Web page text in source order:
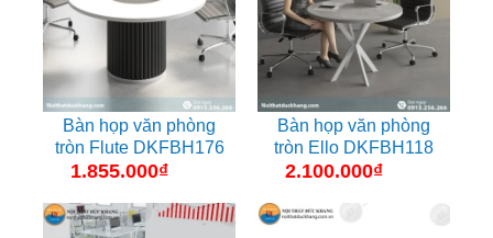
Bàn họp văn phòng
tròn Flute DKFBH176
1.855.000₫
Bàn họp văn phòng
tròn Ello DKFBH118
2.100.000₫